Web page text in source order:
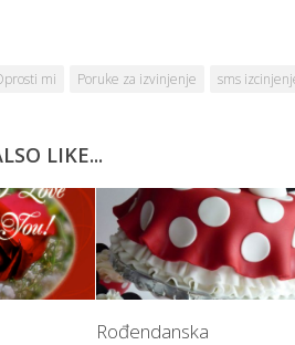
mi Poruke za izvinjenje sms
LIKE...
Rođendanska